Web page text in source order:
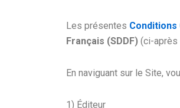
Les présentes Conditions
Français (SDDF) (ci-après
En naviguant sur le Site,
1) Éditeur